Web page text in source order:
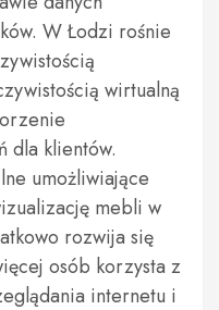
W Łodzi rośnie
wirtualną
dla klientów.
umożliwiające
mebli w
rozwija się
osób korzysta z
internetu i